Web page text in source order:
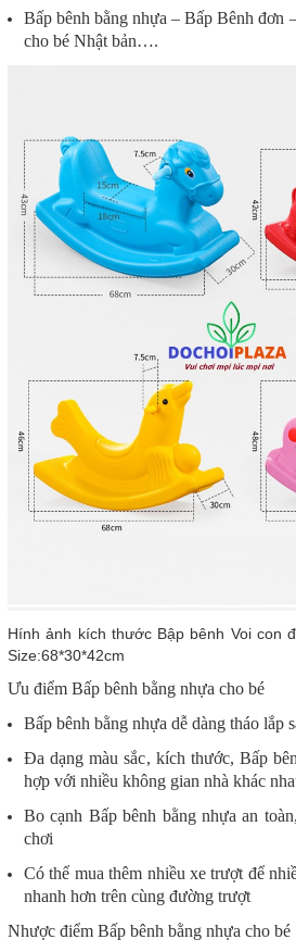
Bấp bênh bằng nhựa – Bấp Bênh đơn
cho bé Nhật bản….
Hính ảnh kích thước Bập bênh Voi con
Size:68*30*42cm
Ưu điểm Bấp bênh bằng nhựa cho bé
Bấp bênh bằng nhựa dễ dàng tháo lắp
Đa dạng màu sắc, kích thước, Bấp
hợp với nhiều không gian nhà khác
Bo cạnh Bấp bênh bằng nhựa an
chơi
Có thể mua thêm nhiều xe trượt để
nhanh hơn trên cùng đường trượt
Nhược điểm Bấp bênh bằng nhựa cho bé